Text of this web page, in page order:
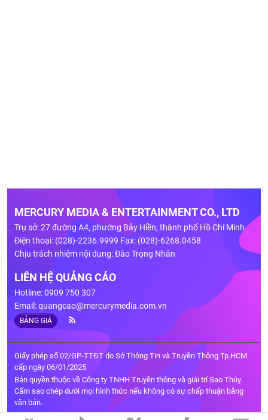
MERCURY MEDIA & ENTERTAINMENT CO., LTD
Trụ sở: 27 đường A4, phường Bảy Hiền, thành phố Hồ Chí Minh
Điện thoại: (028)-2236.9999 Fax: (028)-6268.0458
Chịu trách nhiệm nội dung: Đào Trọng Nhân
LIÊN HỆ QUẢNG CÁO
Hotline: 0909 750 307
Email:quangcao@mercurymedia.com.vn
BẢNG GIÁ
Giấy phép số 02/GP-TTĐT do Sở Thông Tin và Truyền Thông Tp.HCM
cấp ngày 06/01/2025
Bản quyền thuộc về Công ty TNHH Truyền thông và giải trí Sao Thủy.
Cấm sao chép dưới mọi hình thức nếu không có sự chấp thuận bằng
văn bản.